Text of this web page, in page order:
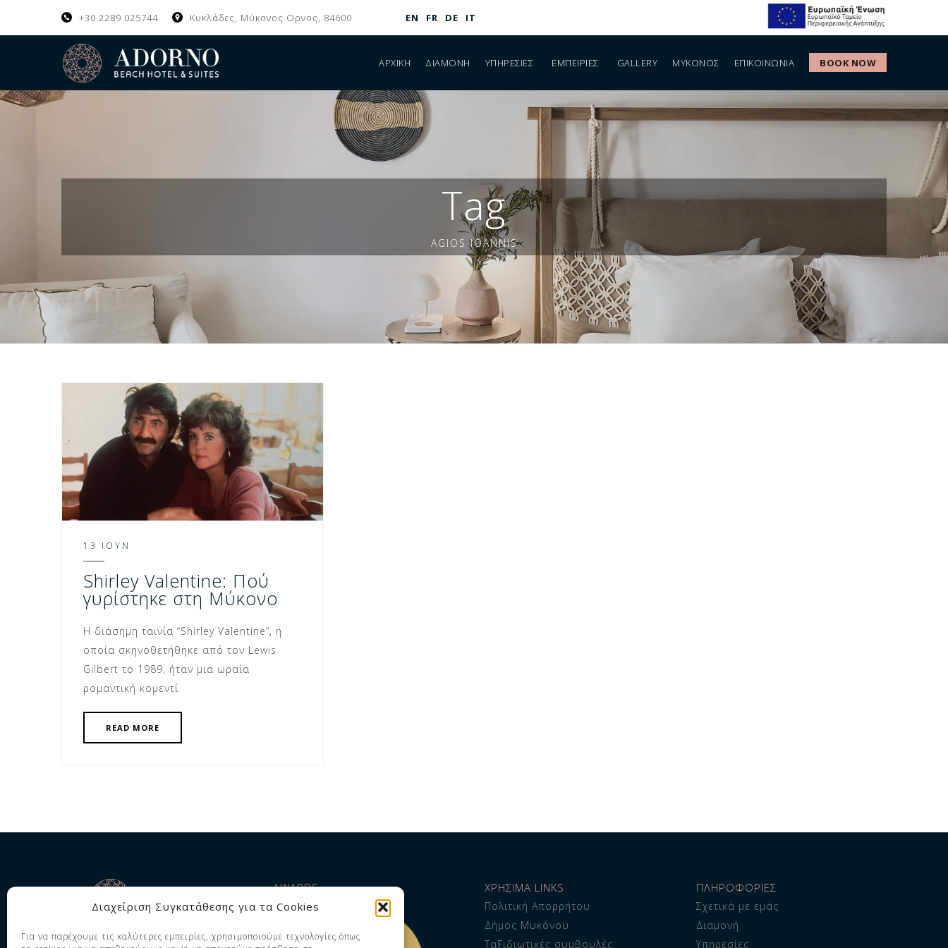
Διαχείριση Συγκατάθεσης για τα Cookies
Για να παρέχουμε τις καλύτερες εμπειρίες, χρησιμοποιούμε τεχνολογίες όπως
+30 2289 025744 Κυκλάδες, Μύκονος Ορνος, 84600 EN FR DE IT
ΑΡΧΙΚΉ ΔΙΑΜΟΝΉ ΥΠΗΡΕΣΊΕΣ ΕΜΠΕΙΡΊΕΣ GALLERY ΜΎΚΟΝΟΣ ΕΠΙΚΟΙΝΩΝΙΑ BOOK NOW
Tag
AGIOS IOANNIS
13 ΙΟΎΝ
Shirley Valentine: Πού
γυρίστηκε στη Μύκονο
Η διάσημη ταινία “Shirley Valentine”, η
οποία σκηνοθετήθηκε από τον Lewis
Gilbert το 1989, ήταν μια ωραία
ρομαντική κομεντί
READ MORE
AWARDS ΧΡΗΣΙΜΑ LINKS
Πολιτική Απορρήτου
Δήμος Μυκόνου
Ταξιδιωτικές συμβουλές
ΠΛΗΡΟΦΟΡΙΕΣ
Σχετικά με εμάς
Διαμονή
Υπηρεσίες